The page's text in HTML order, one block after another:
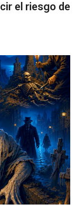
el riesgo de